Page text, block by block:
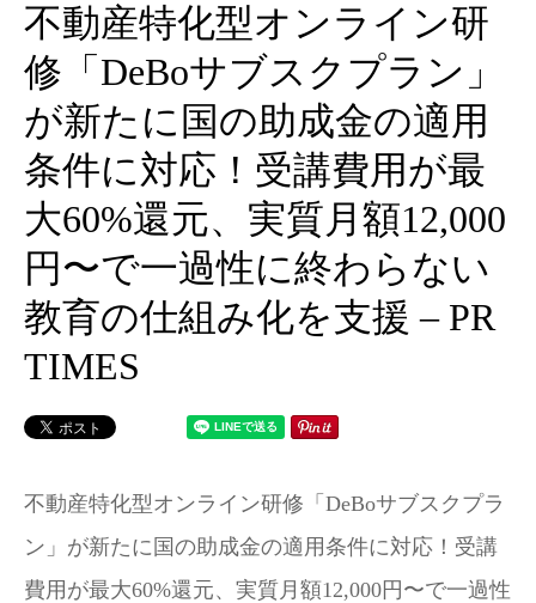
不動産特化型オンライン研
修「DeBoサブスクプラン」
が新たに国の助成金の適用
条件に対応！受講費用が最
大60%還元、実質月額12,000
円〜で一過性に終わらない
教育の仕組み化を支援 – PR
TIMES
不動産特化型オンライン研修「DeBoサブスクプラ
ン」が新たに国の助成金の適用条件に対応！受講
費用が最大60%還元、実質月額12,000円〜で一過性